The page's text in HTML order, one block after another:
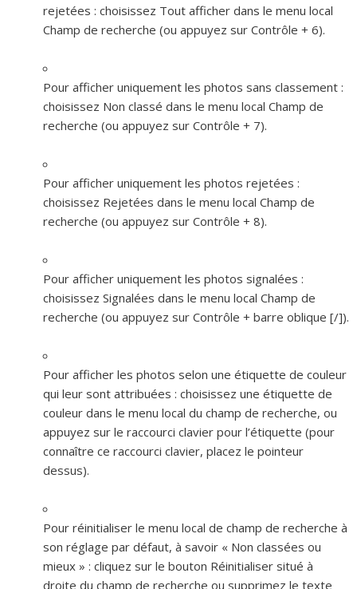
rejetées : choisissez Tout afficher dans le menu local
Champ de recherche (ou appuyez sur Contrôle + 6).
Pour afficher uniquement les photos sans classement :
choisissez Non classé dans le menu local Champ de
recherche (ou appuyez sur Contrôle + 7).
Pour afficher uniquement les photos rejetées :
choisissez Rejetées dans le menu local Champ de
recherche (ou appuyez sur Contrôle + 8).
Pour afficher uniquement les photos signalées :
choisissez Signalées dans le menu local Champ de
recherche (ou appuyez sur Contrôle + barre oblique [/]).
Pour afficher les photos selon une étiquette de couleur
qui leur sont attribuées : choisissez une étiquette de
couleur dans le menu local du champ de recherche, ou
appuyez sur le raccourci clavier pour l’étiquette (pour
connaître ce raccourci clavier, placez le pointeur
dessus).
Pour réinitialiser le menu local de champ de recherche à
son réglage par défaut, à savoir « Non classées ou
mieux » : cliquez sur le bouton Réinitialiser situé à
droite du champ de recherche ou supprimez le texte